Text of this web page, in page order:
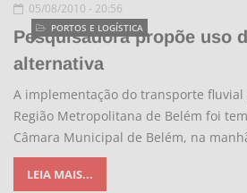
PORTOS E LOGÍSTICA
05/08/2010 - 20:56
Pesquisadora propõe uso
alternativa
A implementação do transporte
Região Metropolitana de Belém foi
Câmara Municipal de Belém, na
LEIA MAIS...